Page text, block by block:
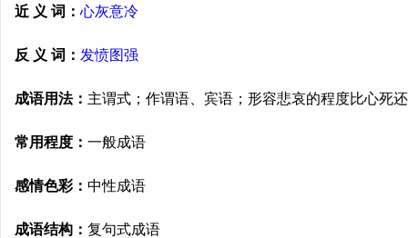
近 义 词： 心灰意冷
反 义 词： 发愤图强
成语用法： 主谓式；作谓语、宾语；形容悲哀的程度比心死
常用程度： 一般成语
感情色彩： 中性成语
成语结构： 复句式成语